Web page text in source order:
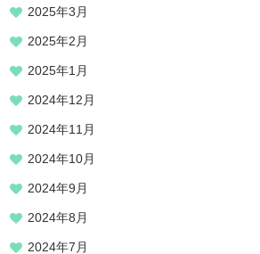
2025年3月
2025年2月
2025年1月
2024年12月
2024年11月
2024年10月
2024年9月
2024年8月
2024年7月